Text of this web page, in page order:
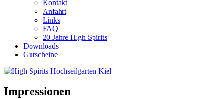
Kontakt
Anfahrt
Links
FAQ
20 Jahre High Spirits
Downloads
Gutscheine
Impressionen